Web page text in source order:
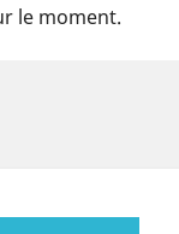
le moment.